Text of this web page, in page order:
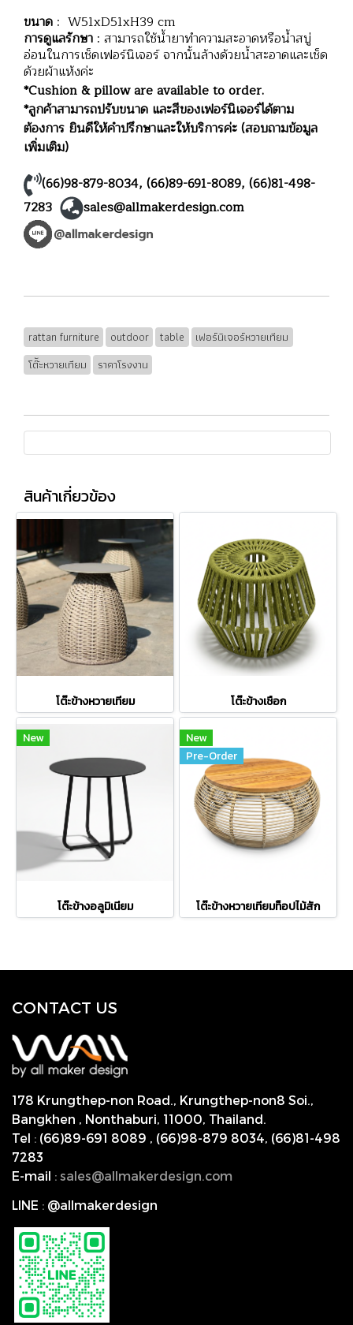
ขนาด : W51xD51xH39 cm
การดูแลรักษา : สามารถใช้น้ำยาทำความสะอาดหรือน้ำสบู่
อ่อนในการเช็ดเฟอร์นิเจอร์ จากนั้นล้างด้วยน้ำสะอาดและเช็ด
ด้วยผ้าแห้งค่ะ
*Cushion & pillow are available to order.
*ลูกค้าสามารถปรับขนาด และสีของเฟอร์นิเจอร์ได้ตาม
ต้องการ ยินดีให้คำปรึกษาและให้บริการค่ะ (สอบถามข้อมูล
เพิ่มเติม)
(66)98-879-8034, (66)89-691-8089, (66)81-498-
7283
sales@allmakerdesign.com
rattan furniture outdoor table
เฟอร์นิเจอร์หวายเทียม
โต๊ัะหวายเทียม
ราคาโรงงาน
สินค้าเกี่ยวข้อง
โต๊ะข้างหวายเทียม โต๊ะข้างเชือก
New
โต๊ะข้างอลูมิเนียม
New
Pre-Order
โต๊ะข้างหวายเทียมท็อปไม้สัก
CONTACT US
178 Krungthep-non Road., Krungthep-non8 Soi.,
Bangkhen , Nonthaburi, 11000, Thailand.
Tel : (66)89-691 8089 , (66)98-879 8034, (66)81-498
7283
E-mail : sales@allmakerdesign.com
LINE : @allmakerdesign